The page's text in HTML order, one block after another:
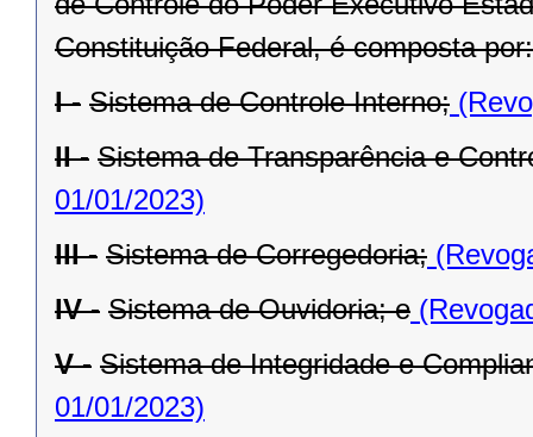
Constituição Federal, é composta por:
I - Sistema de Controle Interno;
II - Sistema de Transparência e
01/01/2023)
III - Sistema de Corregedoria;
IV - Sistema de Ouvidoria; e
V - Sistema de Integridade e
01/01/2023)